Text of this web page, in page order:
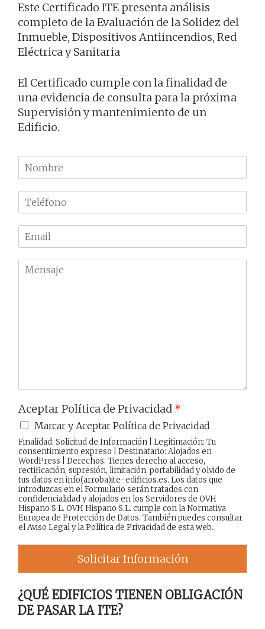
Este Certificado ITE presenta análisis
completo de la Evaluación de la Solidez del
Inmueble, Dispositivos Antiincendios, Red
Eléctrica y Sanitaria
El Certificado cumple con la finalidad de
una evidencia de consulta para la próxima
Supervisión y mantenimiento de un
Edificio.
N
o
m
r
e
l
f
m
a
M
Aceptar Política de Privacidad *
Marcar y Aceptar Política de Privacidad
Finalidad: Solicitud de Información | Legitimación: Tu
consentimiento expreso | Destinatario: Alojados en
WordPress | Derechos: Tienes derecho al acceso,
rectificación, supresión, limitación, portabilidad y olvido de
tus datos en info(arroba)ite-edificios.es. Los datos que
introduzcas en el Formulario serán tratados con
confidencialidad y alojados en los Servidores de OVH
Hispano S.L. OVH Hispano S.L. cumple con la Normativa
Europea de Protección de Datos. También puedes consultar
elAviso Legaly laPolítica de Privacidadde esta web.
Solicitar Información
¿QUÉ EDIFICIOS TIENEN OBLIGACIÓN
DE PASAR LA ITE?